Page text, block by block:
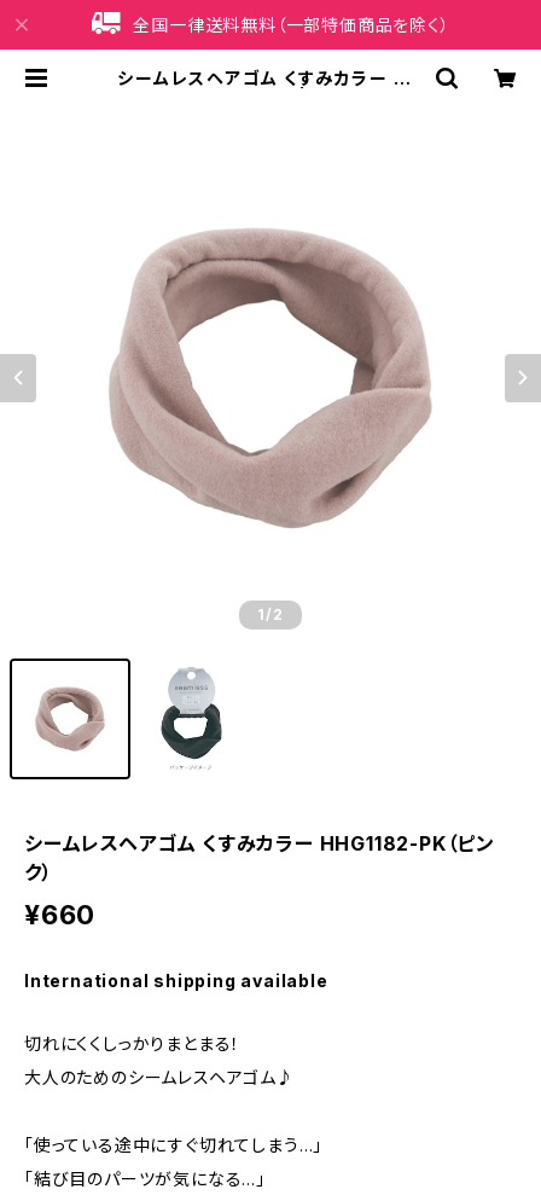
全国一律送料無料（一部特価商品を除く）
シームレスヘアゴム くすみカラー HH
1 /2
シームレスヘアゴム くすみカラー HHG1182-PK（ピン
ク）
¥660
International shipping available
切れにくくしっかりまとまる！
大人のためのシームレスヘアゴム♪
「使っている途中にすぐ切れてしまう…」
「結び目のパーツが気になる…」